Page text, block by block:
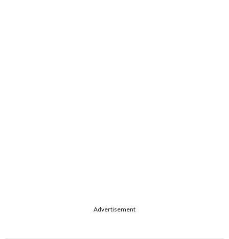
Advertisement